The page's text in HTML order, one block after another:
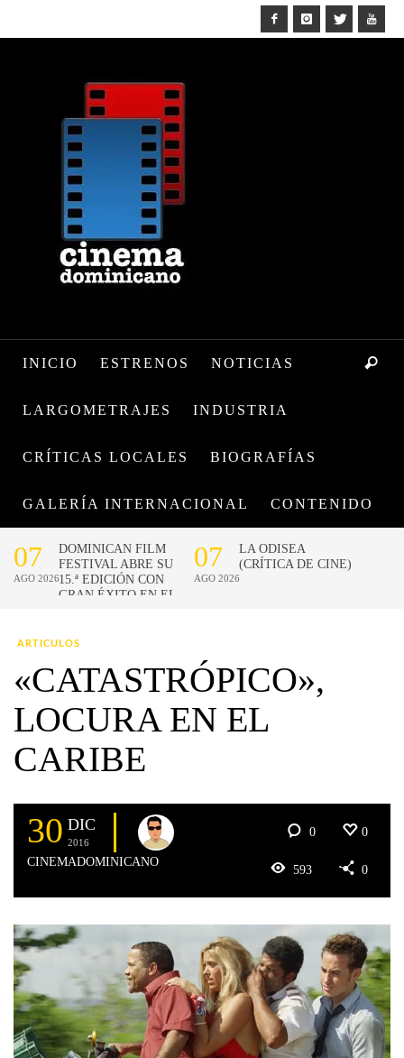
INICIO ESTRENOS NOTICIAS
LARGOMETRAJES INDUSTRIA
CRÍTICAS LOCALES BIOGRAFÍAS
GALERÍA INTERNACIONAL CONTENIDO
ARTICULOS
«CATASTRÓPICO»,
LOCURA EN EL
CARIBE
30 DIC
2016
CINEMADOMINICANO
0 0
593 0